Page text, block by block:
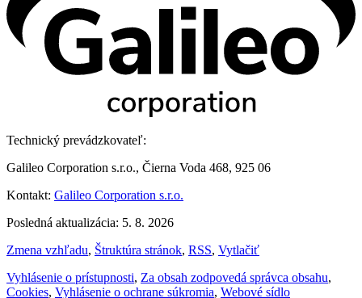
Technický prevádzkovateľ:
Galileo Corporation s.r.o., Čierna Voda 468, 925 06
Kontakt: Galileo Corporation s.r.o.
Posledná aktualizácia: 5. 8. 2026
Zmena vzhľadu, Štruktúra stránok, RSS, Vytlačiť
Vyhlásenie o prístupnosti, Za obsah zodpovedá správca obsahu,
Cookies, Vyhlásenie o ochrane súkromia, Webové sídlo